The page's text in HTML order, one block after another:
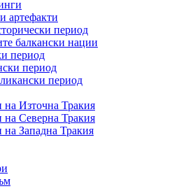
артефакти
период
балкански нации
период
период
период
на Източна Тракия
на Северна Тракия
на Западна Тракия